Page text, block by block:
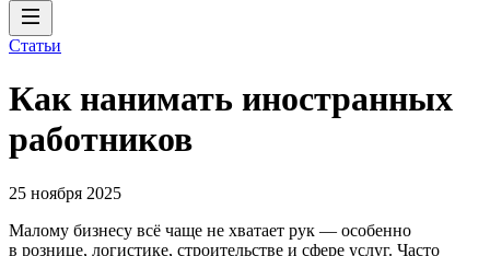
Статьи
Как нанимать иностранных
работников
25 ноября 2025
Малому бизнесу всё чаще не хватает рук — особенно
в рознице, логистике, строительстве и сфере услуг. Часто